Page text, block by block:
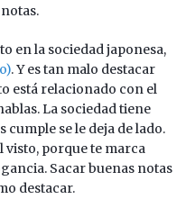
en la sociedad japonesa,
. Y es tan malo destacar
está relacionado con el
La sociedad tiene
cumple se le deja de lado.
visto, porque te marca
Sacar buenas notas
destacar.